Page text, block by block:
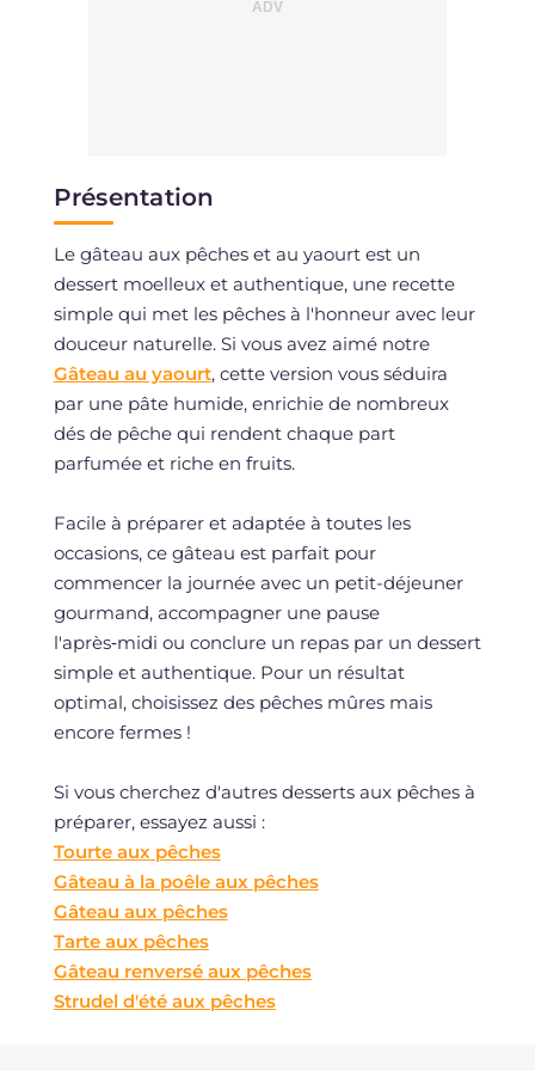
Présentation
Le gâteau aux pêches et au yaourt est un
dessert moelleux et authentique, une recette
simple qui met les pêches à l'honneur avec leur
douceur naturelle. Si vous avez aimé notre
Gâteau au yaourt, cette version vous séduira
par une pâte humide, enrichie de nombreux
dés de pêche qui rendent chaque part
parfumée et riche en fruits.
Facile à préparer et adaptée à toutes les
occasions, ce gâteau est parfait pour
commencer la journée avec un petit-déjeuner
gourmand, accompagner une pause
l'après‑midi ou conclure un repas par un dessert
simple et authentique. Pour un résultat
optimal, choisissez des pêches mûres mais
encore fermes !
Si vous cherchez d'autres desserts aux pêches à
préparer, essayez aussi :
Tourte aux pêches
Gâteau à la poêle aux pêches
Gâteau aux pêches
Tarte aux pêches
Gâteau renversé aux pêches
Strudel d'été aux pêches